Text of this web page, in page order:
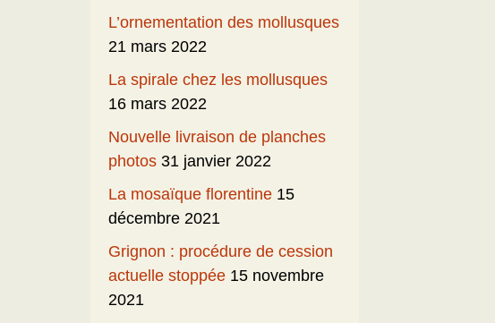
L’ornementation des mollusques
21 mars 2022
La spirale chez les mollusques
16 mars 2022
Nouvelle livraison de planches
photos 31 janvier 2022
La mosaïque florentine 15
décembre 2021
Grignon : procédure de cession
actuelle stoppée 15 novembre
2021